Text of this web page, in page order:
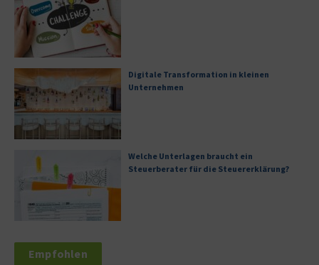
Digitale Transformation in kleinen
Unternehmen
Welche Unterlagen braucht ein
Steuerberater für die Steuererklärung?
Empfohlen